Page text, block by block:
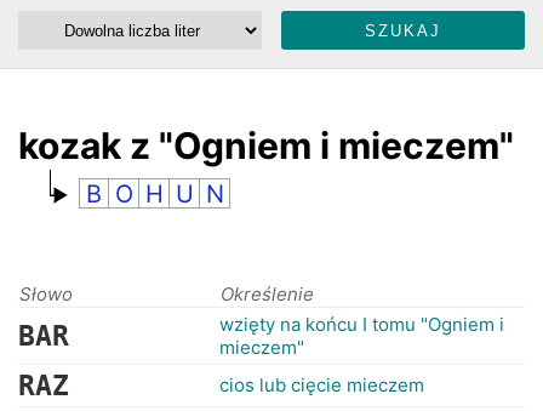
ŁAMIGŁÓWKI
kozak z "Ogniem i mieczem"
B O H U N
Słowo Określenie
BAR
wzięty na końcu I tomu "Ogniem i
mieczem"
RAZ cios lub cięcie mieczem